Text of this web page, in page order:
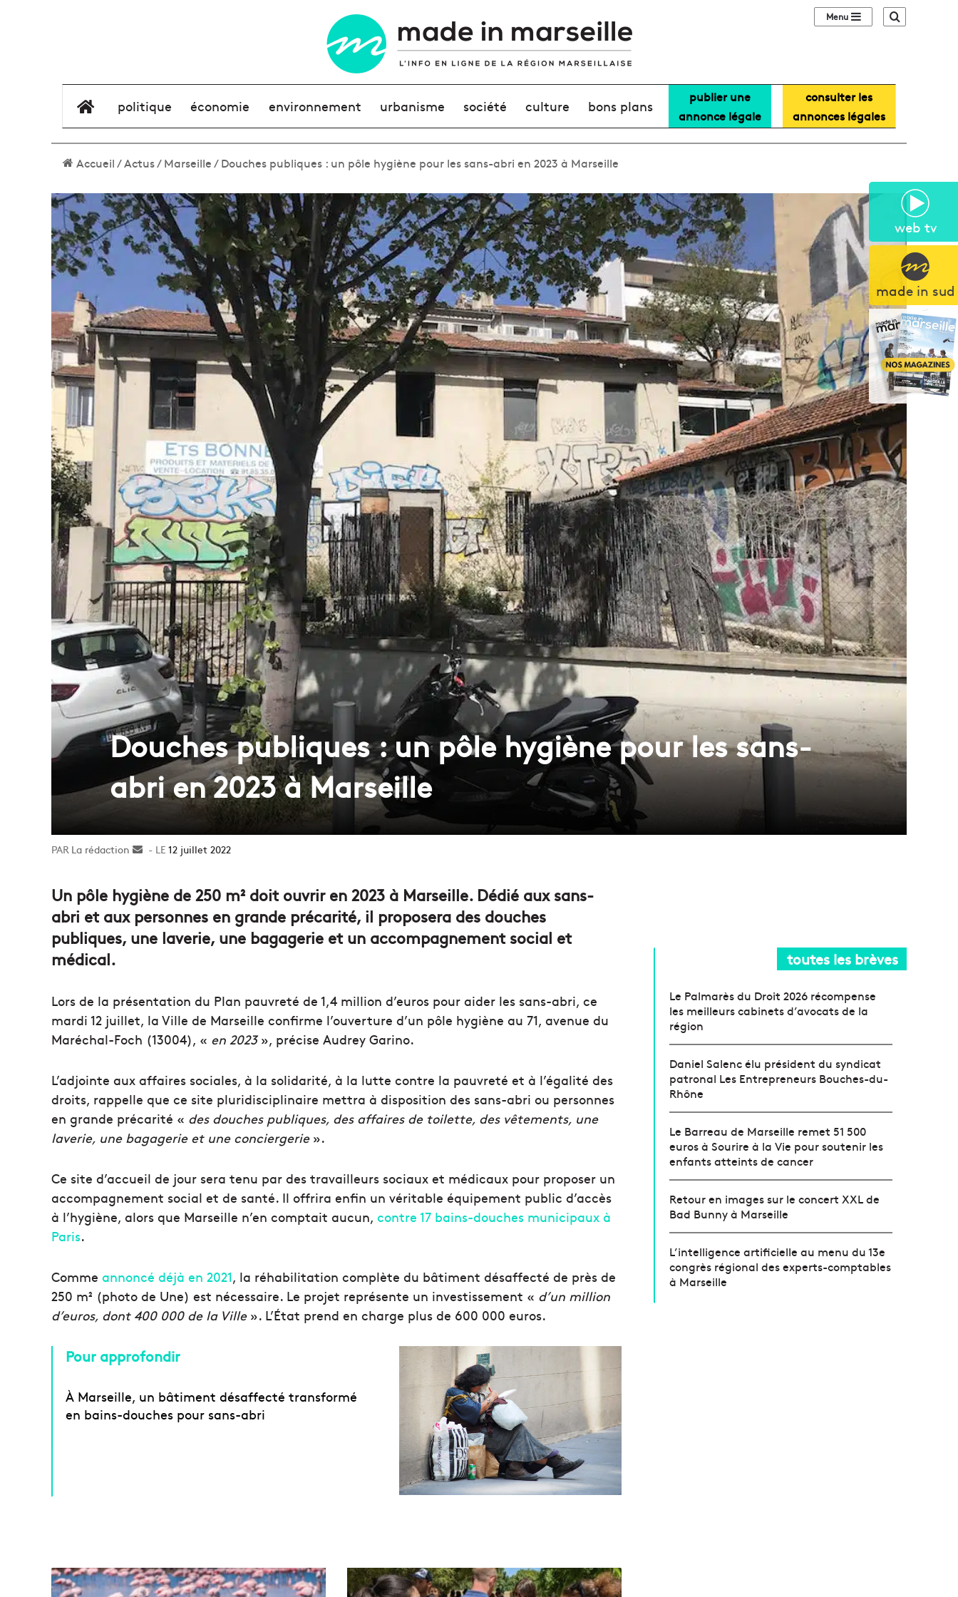
web tv
made in sud
Sidebar (barre
élément de menu
politique économie environnement urbanisme société culture bons plans
publier une
annonce légale
consulter les
annonces légales
Accueil/Actus/Marseille/Douches publiques : un pôle hygiène pour les sans-abri en 2023 à Marseille
Douches publiques : un pôle hygiène pour les sans-
abri en 2023 à Marseille
La rédaction
Envoyer12 juillet 2022
Un pôle hygiène de 250 m² doit ouvrir en 2023 à Marseille. Dédié aux sans-
abri et aux personnes en grande précarité, il proposera des douches
publiques, une laverie, une bagagerie et un accompagnement social et
médical.
Lors de la présentation du Plan pauvreté de 1,4 million d’euros pour aider les sans-abri, ce
mardi 12 juillet, la Ville de Marseille confirme l’ouverture d’un pôle hygiène au 71, avenue du
Maréchal-Foch (13004), « en 2023», précise Audrey Garino.
L’adjointe aux affaires sociales, à la solidarité, à la lutte contre la pauvreté et à l’égalité des
droits, rappelle que ce site pluridisciplinaire mettra à disposition des sans-abri ou personnes
en grande précarité « des douches publiques, des affaires de toilette, des vêtements, une
laverie, une bagagerie et une conciergerie».
Ce site d’accueil de jour sera tenu par des travailleurs sociaux et médicaux pour proposer un
accompagnement social et de santé. Il offrira enfin un véritable équipement public d’accès
à l’hygiène, alors que Marseille n’en comptait aucun, contre 17 bains-douches municipaux à
Paris.
Comme annoncé déjà en 2021, la réhabilitation complète du bâtiment désaffecté de près de
250 m² (photo de Une) est nécessaire. Le projet représente un investissement « d’un million
d’euros, dont 400 000 de la Ville». L’État prend en charge plus de 600 000 euros.
Pour approfondir
À Marseille, un bâtiment désaffecté transformé
en bains-douches pour sans-abri
D
e
T
o
toutes les brèves
Le Palmarès du Droit 2026 récompense
les meilleurs cabinets d’avocats de la
région
Daniel Salenc élu président du syndicat
patronal Les Entrepreneurs Bouches-du-
Rhône
Le Barreau de Marseille remet 51 500
euros à Sourire à la Vie pour soutenir les
enfants atteints de cancer
Retour en images sur le concert XXL de
Bad Bunny à Marseille
L’intelligence artificielle au menu du 13e
congrès régional des experts-comptables
à Marseille